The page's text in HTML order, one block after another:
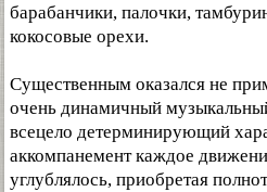
барабанчики, палочки,
кокосовые орехи.
Существенным оказался не
очень динамичный
всецело детерминирующий
аккомпанемент каждое
углублялось, приобретая